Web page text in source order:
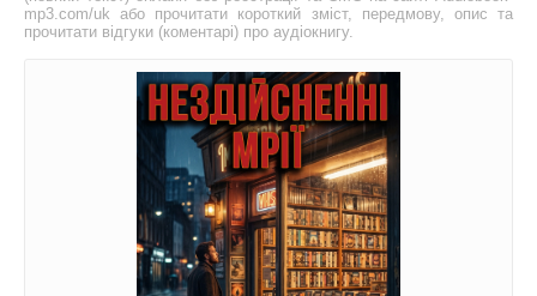
mp3.com/uk або прочитати короткий зміст, передмову, опис та
прочитати відгуки (коментарі) про аудіокнигу.